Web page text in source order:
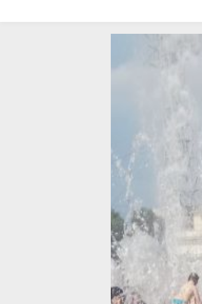
о мерах
в
жары
В ближайшие дни
градусов
Фото:
Виктория
В ближайшие дни в
ожидается
29...37°C при
что усиливает